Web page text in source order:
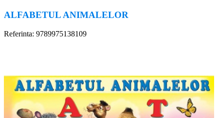
ALFABETUL ANIMALELOR
Referinta: 9789975138109